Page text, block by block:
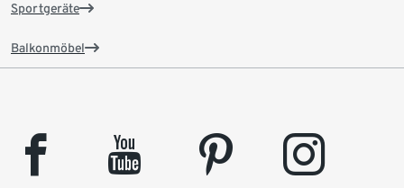
Sportgeräte
Balkonmöbel
facebook youtube pinterest instagram